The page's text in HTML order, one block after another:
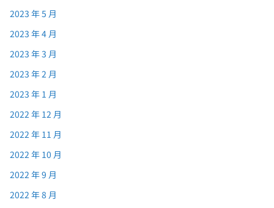
2023 年 5 月
2023 年 4 月
2023 年 3 月
2023 年 2 月
2023 年 1 月
2022 年 12 月
2022 年 11 月
2022 年 10 月
2022 年 9 月
2022 年 8 月